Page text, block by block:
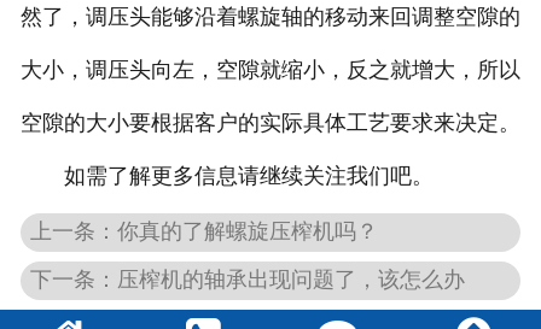
然了，调压头能够沿着螺旋轴的移动来回调整空隙的
大小，调压头向左，空隙就缩小，反之就增大，所以
空隙的大小要根据客户的实际具体工艺要求来决定。
如需了解更多信息请继续关注我们吧。
上一条：你真的了解螺旋压榨机吗？
下一条：压榨机的轴承出现问题了，该怎么办